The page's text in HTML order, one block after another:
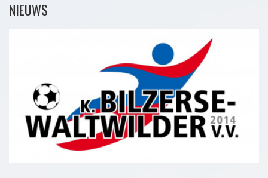
NIEUWS